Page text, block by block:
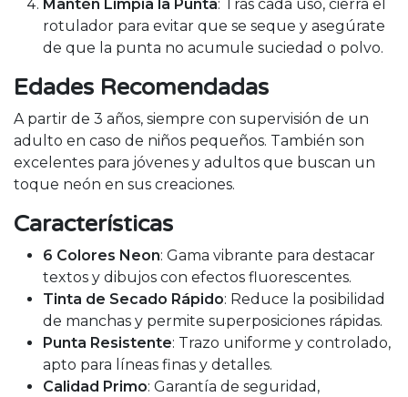
Mantén Limpia la Punta: Tras cada uso, cierra el
rotulador para evitar que se seque y asegúrate
de que la punta no acumule suciedad o polvo.
Edades Recomendadas
A partir de 3 años, siempre con supervisión de un
adulto en caso de niños pequeños. También son
excelentes para jóvenes y adultos que buscan un
toque neón en sus creaciones.
Características
6 Colores Neon: Gama vibrante para destacar
textos y dibujos con efectos fluorescentes.
Tinta de Secado Rápido: Reduce la posibilidad
de manchas y permite superposiciones rápidas.
Punta Resistente: Trazo uniforme y controlado,
apto para líneas finas y detalles.
Calidad Primo: Garantía de seguridad,